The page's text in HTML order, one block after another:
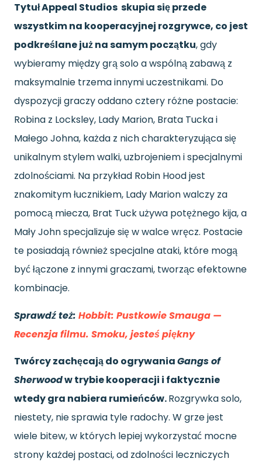
Tytuł Appeal Studios skupia się przede
wszystkim na kooperacyjnej rozgrywce, co jest
podkreślane już na samym początku, gdy
wybieramy między grą solo a wspólną zabawą z
maksymalnie trzema innymi uczestnikami. Do
dyspozycji graczy oddano cztery różne postacie:
Robina z Locksley, Lady Marion, Brata Tucka i
Małego Johna, każda z nich charakteryzująca się
unikalnym stylem walki, uzbrojeniem i specjalnymi
zdolnościami. Na przykład Robin Hood jest
znakomitym łucznikiem, Lady Marion walczy za
pomocą miecza, Brat Tuck używa potężnego kija, a
Mały John specjalizuje się w walce wręcz. Postacie
te posiadają również specjalne ataki, które mogą
być łączone z innymi graczami, tworząc efektowne
kombinacje.
Sprawdź też: Hobbit: Pustkowie Smauga —
Recenzja filmu. Smoku, jesteś piękny
Twórcy zachęcają do ogrywaniaGangs of
Sherwoodw trybie kooperacji i faktycznie
wtedy gra nabiera rumieńców.Rozgrywka solo,
niestety, nie sprawia tyle radochy. W grze jest
wiele bitew, w których lepiej wykorzystać mocne
strony każdej postaci, od zdolności leczniczych